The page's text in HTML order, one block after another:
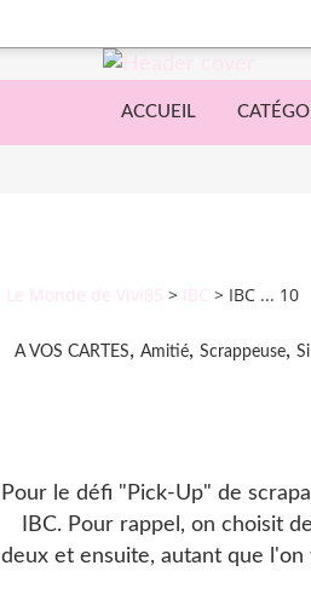
ACCUEIL
Le Monde de Vivi85 > IBC > IBC ... 10
A VOS CARTES, Amitié, Scrappeuse,
Pour le défi "Pick-Up" de
IBC. Pour rappel, on choisit
deux et ensuite, autant que l'on